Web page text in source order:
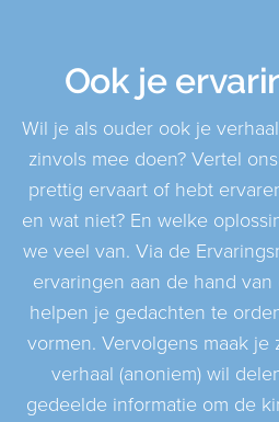
Ook je
Wil je als ouder ook je
zinvols mee doen? Vertel
prettig ervaart of hebt
en wat niet? En welke
we veel van. Via de
ervaringen aan de hand
helpen je gedachten te
vormen. Vervolgens maak
verhaal (anoniem) wil
gedeelde informatie om de